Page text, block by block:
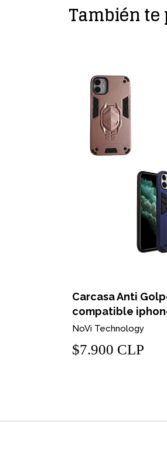
También
Carcasa Anti
compatible
NoVi Technology
$7.900 CLP